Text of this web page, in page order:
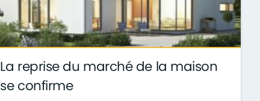
La reprise du marché de la maison
se confirme